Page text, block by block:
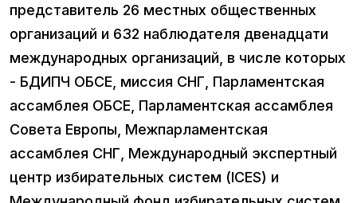
представитель 26 местных общественных
организаций и 632 наблюдателя двенадцати
международных организаций, в числе которых
- БДИПЧ ОБСЕ, миссия СНГ, Парламентская
ассамблея ОБСЕ, Парламентская ассамблея
Совета Европы, Межпарламентская
ассамблея СНГ, Международный экспертный
центр избирательных систем (ICES) и